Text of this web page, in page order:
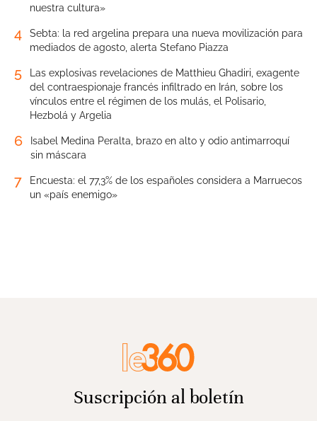
nuestra cultura»
4
Sebta: la red argelina prepara una nueva movilización para
mediados de agosto, alerta Stefano Piazza
5
Las explosivas revelaciones de Matthieu Ghadiri, exagente
del contraespionaje francés infiltrado en Irán, sobre los
vínculos entre el régimen de los mulás, el Polisario,
Hezbolá y Argelia
6
Isabel Medina Peralta, brazo en alto y odio antimarroquí
sin máscara
7
Encuesta: el 77,3% de los españoles considera a Marruecos
un «país enemigo»
Suscripción al boletín